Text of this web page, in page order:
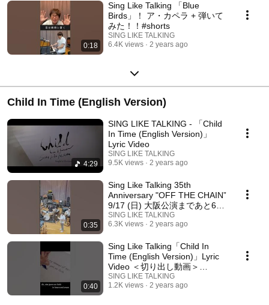
0:18
Sing Like Talking 「Blue
Birds」！ ア・カペラ + 弾いて
みた！！#shorts
SING LIKE TALKING
6.4K views
2 years ago
Child In Time (English Version)
4:29
SING LIKE TALKING - 「Child
In Time (English Version)」
Lyric Video
SING LIKE TALKING
9.5K views
2 years ago
0:35
Sing Like Talking 35th
Anniversary "OFF THE CHAIN”
9/17 (日) 大阪公演まであと6日!
#shorts
SING LIKE TALKING
6.3K views
2 years ago
0:40
Sing Like Talking「Child In
Time (English Version)」Lyric
Video ＜切り出し動画＞
#shorts
SING LIKE TALKING
1.2K views
2 years ago